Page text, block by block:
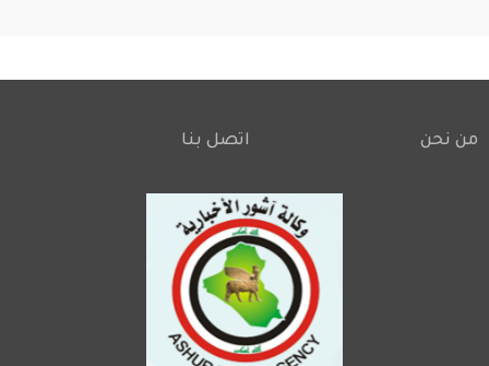
Footer
من نحن اتصل بنا